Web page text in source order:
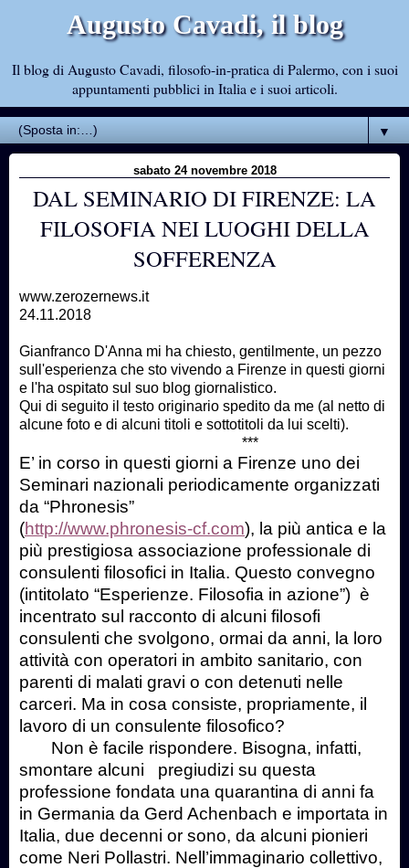
Augusto Cavadi, il blog
Il blog di Augusto Cavadi, filosofo-in-pratica di Palermo, con i suoi
appuntamenti pubblici in Italia e i suoi articoli.
▼
sabato 24 novembre 2018
DAL SEMINARIO DI FIRENZE: LA
FILOSOFIA NEI LUOGHI DELLA
SOFFERENZA
www.zerozernews.it
24.11.2018
Gianfranco D'Anna mi ha chiesto, gentilmente, un pezzo
sull'esperienza che sto vivendo a Firenze in questi giorni
e l'ha ospitato sul suo blog giornalistico.
Qui di seguito il testo originario spedito da me (al netto di
alcune foto e di alcuni titoli e sottotitoli da lui scelti).
***
E’ in corso in questi giorni a Firenze uno dei
Seminari nazionali periodicamente organizzati
da “Phronesis”
(http://www.phronesis-cf.com), la più antica e la
più prestigiosa associazione professionale di
consulenti filosofici in Italia. Questo convegno
(intitolato “Esperienze. Filosofia in azione”) è
incentrato sul racconto di alcuni filosofi
consulenti che svolgono, ormai da anni, la loro
attività con operatori in ambito sanitario, con
parenti di malati gravi o con detenuti nelle
carceri. Ma in cosa consiste, propriamente, il
lavoro di un consulente filosofico?
Non è facile rispondere. Bisogna, infatti,
smontare alcuni pregiudizi su questa
professione fondata una quarantina di anni fa
in Germania da Gerd Achenbach e importata in
Italia, due decenni or sono, da alcuni pionieri
come Neri Pollastri. Nell’immaginario collettivo,